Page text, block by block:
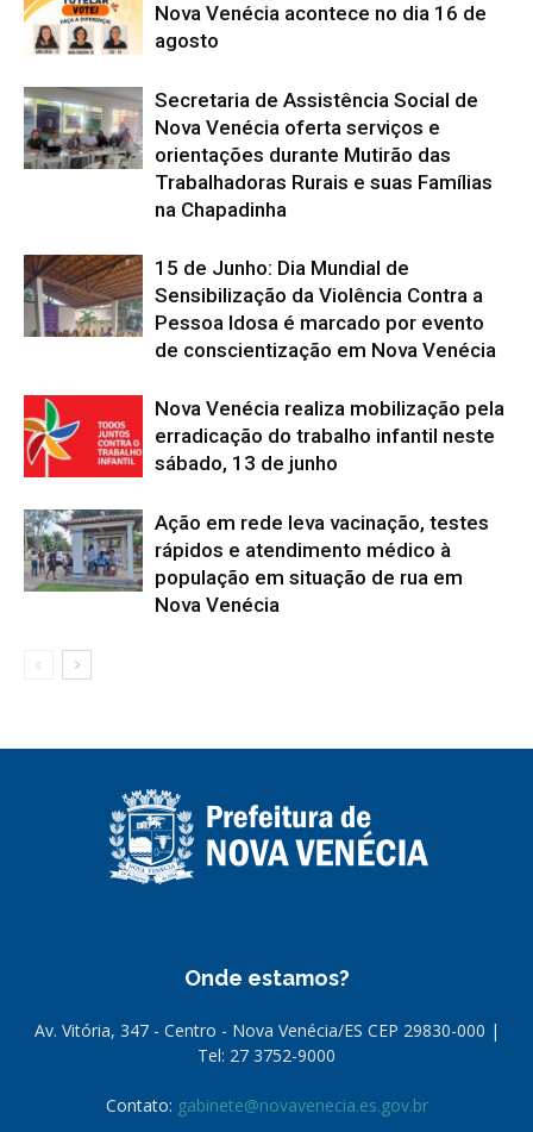
Nova Venécia acontece no dia 16 de
agosto
Secretaria de Assistência Social de
Nova Venécia oferta serviços e
orientações durante Mutirão das
Trabalhadoras Rurais e suas Famílias
na Chapadinha
15 de Junho: Dia Mundial de
Sensibilização da Violência Contra a
Pessoa Idosa é marcado por evento
de conscientização em Nova Venécia
Nova Venécia realiza mobilização pela
erradicação do trabalho infantil neste
sábado, 13 de junho
Ação em rede leva vacinação, testes
rápidos e atendimento médico à
população em situação de rua em
Nova Venécia
Onde estamos?
Av. Vitória, 347 - Centro - Nova Venécia/ES CEP 29830-000 |
Tel: 27 3752-9000
Contato: gabinete@novavenecia.es.gov.br